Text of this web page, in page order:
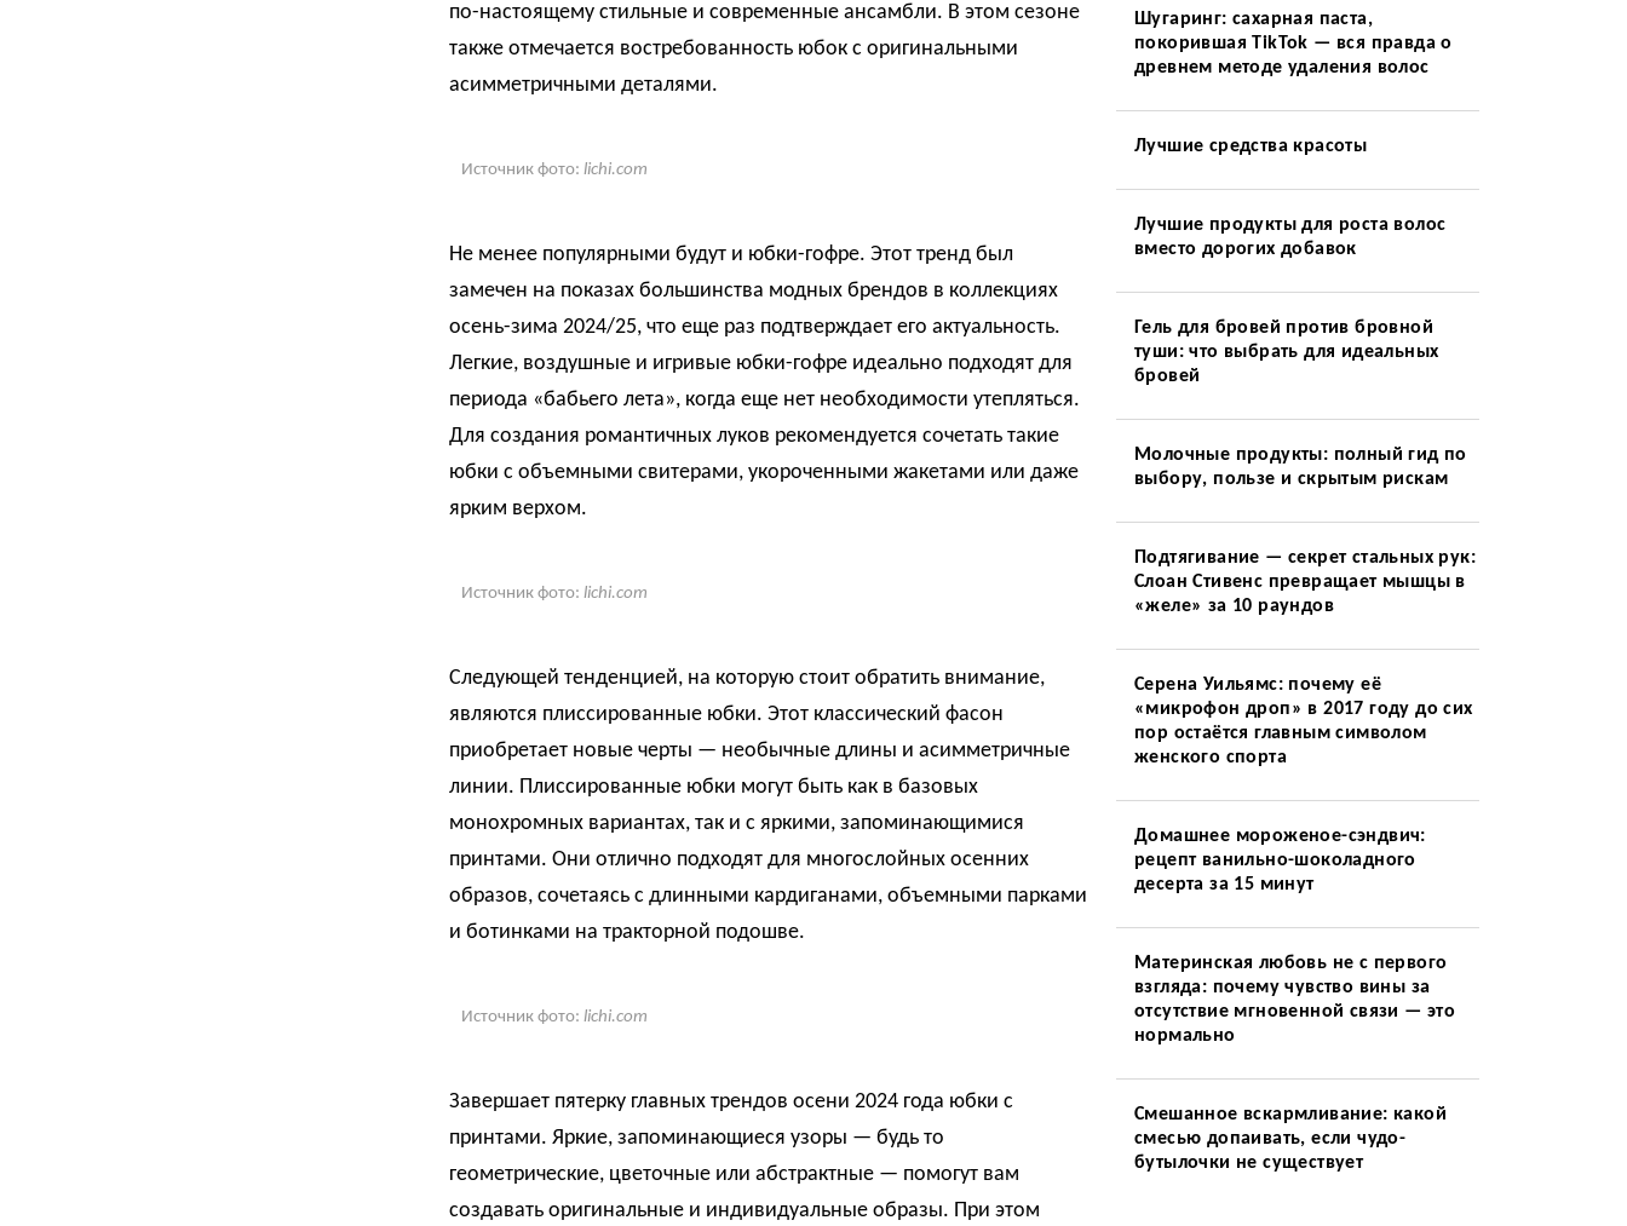
по-настоящему стильные и современные ансамбли. В этом сезоне
также отмечается востребованность юбок с оригинальными
асимметричными деталями.
Источник фото: lichi.com
Не менее популярными будут и юбки-гофре. Этот тренд был
замечен на показах большинства модных брендов в коллекциях
осень-зима 2024/25, что еще раз подтверждает его актуальность.
Легкие, воздушные и игривые юбки-гофре идеально подходят для
периода «бабьего лета», когда еще нет необходимости утепляться.
Для создания романтичных луков рекомендуется сочетать такие
юбки с объемными свитерами, укороченными жакетами или даже
ярким верхом.
Источник фото: lichi.com
Следующей тенденцией, на которую стоит обратить внимание,
являются плиссированные юбки. Этот классический фасон
приобретает новые черты — необычные длины и асимметричные
линии. Плиссированные юбки могут быть как в базовых
монохромных вариантах, так и с яркими, запоминающимися
принтами. Они отлично подходят для многослойных осенних
образов, сочетаясь с длинными кардиганами, объемными парками
и ботинками на тракторной подошве.
Источник фото: lichi.com
Завершает пятерку главных трендов осени 2024 года юбки с
принтами. Яркие, запоминающиеся узоры — будь то
геометрические, цветочные или абстрактные — помогут вам
создавать оригинальные и индивидуальные образы. При этом
Шугаринг: сахарная паста,
покорившая TikTok — вся правда о
древнем методе удаления волос
Лучшие средства красоты
Лучшие продукты для роста волос
вместо дорогих добавок
Гель для бровей против бровной
туши: что выбрать для идеальных
бровей
Молочные продукты: полный гид по
выбору, пользе и скрытым рискам
Подтягивание — секрет стальных рук:
Слоан Стивенс превращает мышцы в
«желе» за 10 раундов
Серена Уильямс: почему её
«микрофон дроп» в 2017 году до сих
пор остаётся главным символом
женского спорта
Домашнее мороженое-сэндвич:
рецепт ванильно-шоколадного
десерта за 15 минут
Материнская любовь не с первого
взгляда: почему чувство вины за
отсутствие мгновенной связи — это
нормально
Смешанное вскармливание: какой
смесью допаивать, если чудо-
бутылочки не существует